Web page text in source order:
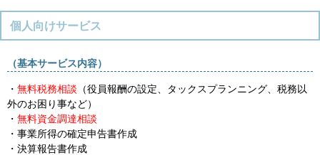
個人向けサービス
（基本サービス内容）
・ 無料税務相談 （役員報酬の設定、タックスプランニング、税務以
外のお困り事など）
・ 無料資金調達相談
・事業所得の確定申告書作成
・決算報告書作成